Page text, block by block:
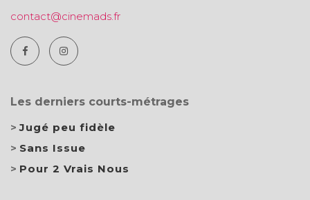
contact@cinemads.fr
Les derniers courts-métrages
Jugé peu fidèle
Sans Issue
Pour 2 Vrais Nous